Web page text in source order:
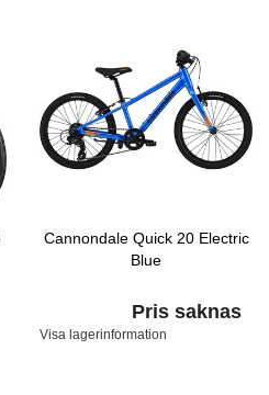
Cannondale Quick 20 Electric
Blue
Pris saknas
Visa lagerinformation